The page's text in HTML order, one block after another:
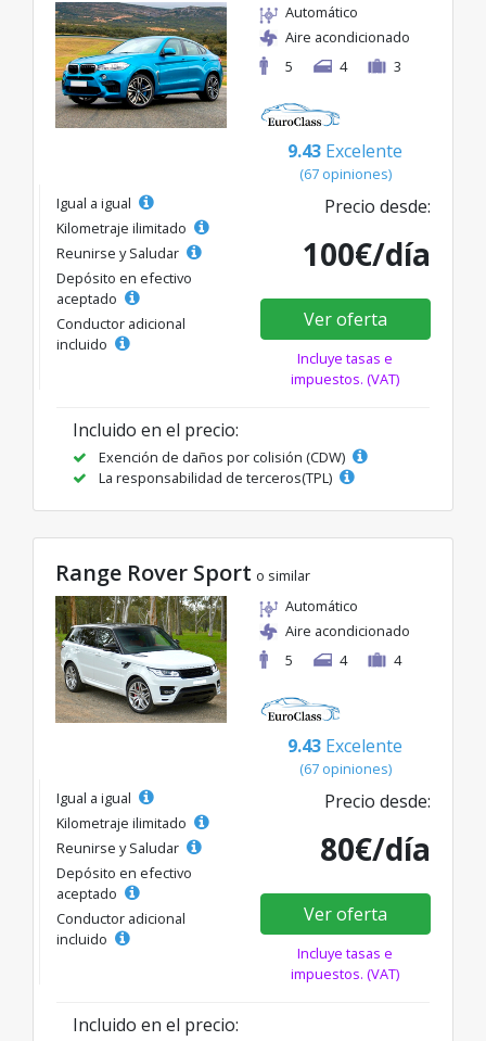
Automático
Aire acondicionado
5
4 3
9.43 Excelente
(67 opiniones)
Igual a igual
Kilometraje ilimitado
Reunirse y Saludar
Depósito en efectivo
aceptado
Conductor adicional
incluido
Precio desde:
100€/día
Ver oferta
Incluye tasas e
impuestos. (VAT)
Incluido en el precio:
Exención de daños por colisión (CDW)
La responsabilidad de terceros(TPL)
Range Rover Sport o similar
Automático
Aire acondicionado
5
4 4
9.43 Excelente
(67 opiniones)
Igual a igual
Kilometraje ilimitado
Reunirse y Saludar
Depósito en efectivo
aceptado
Conductor adicional
incluido
Precio desde:
80€/día
Ver oferta
Incluye tasas e
impuestos. (VAT)
Incluido en el precio: